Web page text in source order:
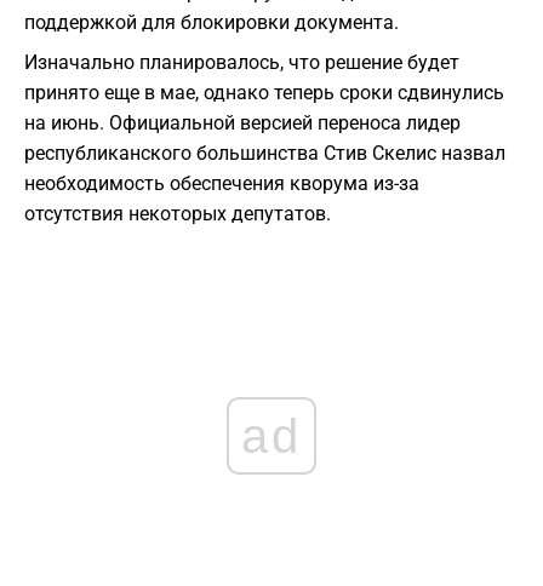
поддержкой для блокировки документа.
​Изначально планировалось, что решение будет
принято еще в мае, однако теперь сроки сдвинулись
на июнь. Официальной версией переноса лидер
республиканского большинства Стив Скелис назвал
необходимость обеспечения кворума из-за
отсутствия некоторых депутатов.
ad